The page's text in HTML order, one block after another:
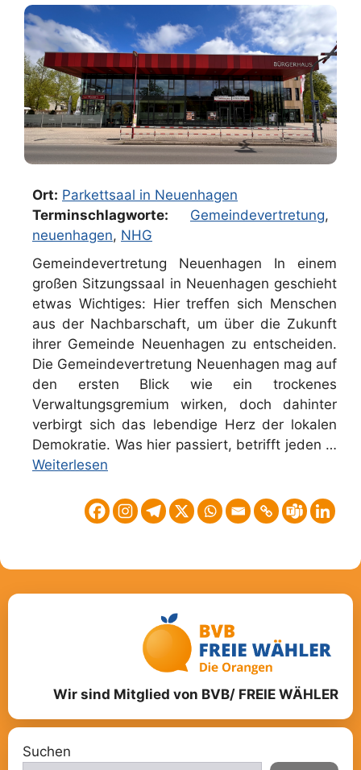
Ort: Parkettsaal in Neuenhagen
Terminschlagworte:
Gemeindevertretung,
neuenhagen, NHG
Gemeindevertretung Neuenhagen In einem
großen Sitzungssaal in Neuenhagen geschieht
etwas Wichtiges: Hier treffen sich Menschen
aus der Nachbarschaft, um über die Zukunft
ihrer Gemeinde Neuenhagen zu entscheiden.
Die Gemeindevertretung Neuenhagen mag auf
den ersten Blick wie ein trockenes
Verwaltungsgremium wirken, doch dahinter
verbirgt sich das lebendige Herz der lokalen
Demokratie. Was hier passiert, betrifft jeden …
Weiterlesen
Wir sind Mitglied von BVB/ FREIE WÄHLER
Suchen